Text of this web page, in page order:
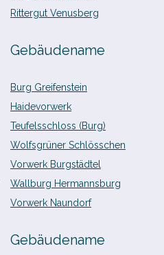
Rittergut Venusberg
Gebäudename
Burg Greifenstein
Haidevorwerk
Teufelsschloss (Burg)
Wolfsgrüner Schlösschen
Vorwerk Burgstädtel
Wallburg Hermannsburg
Vorwerk Naundorf
Gebäudename